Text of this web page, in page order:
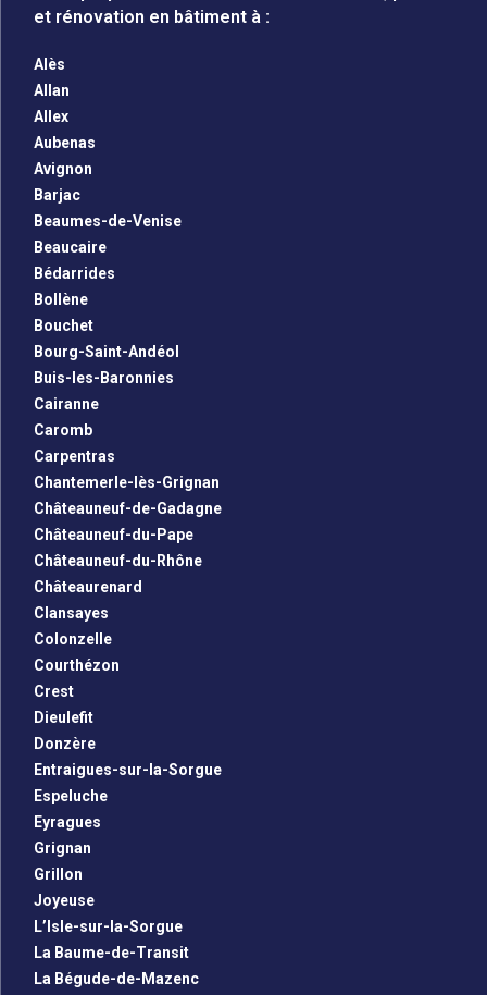
et rénovation en bâtiment à :
Alès
Allan
Allex
Aubenas
Avignon
Barjac
Beaumes-de-Venise
Beaucaire
Bédarrides
Bollène
Bouchet
Bourg-Saint-Andéol
Buis-les-Baronnies
Cairanne
Caromb
Carpentras
Chantemerle-lès-Grignan
Châteauneuf-de-Gadagne
Châteauneuf-du-Pape
Châteauneuf-du-Rhône
Châteaurenard
Clansayes
Colonzelle
Courthézon
Crest
Dieulefit
Donzère
Entraigues-sur-la-Sorgue
Espeluche
Eyragues
Grignan
Grillon
Joyeuse
L’Isle-sur-la-Sorgue
La Baume-de-Transit
La Bégude-de-Mazenc